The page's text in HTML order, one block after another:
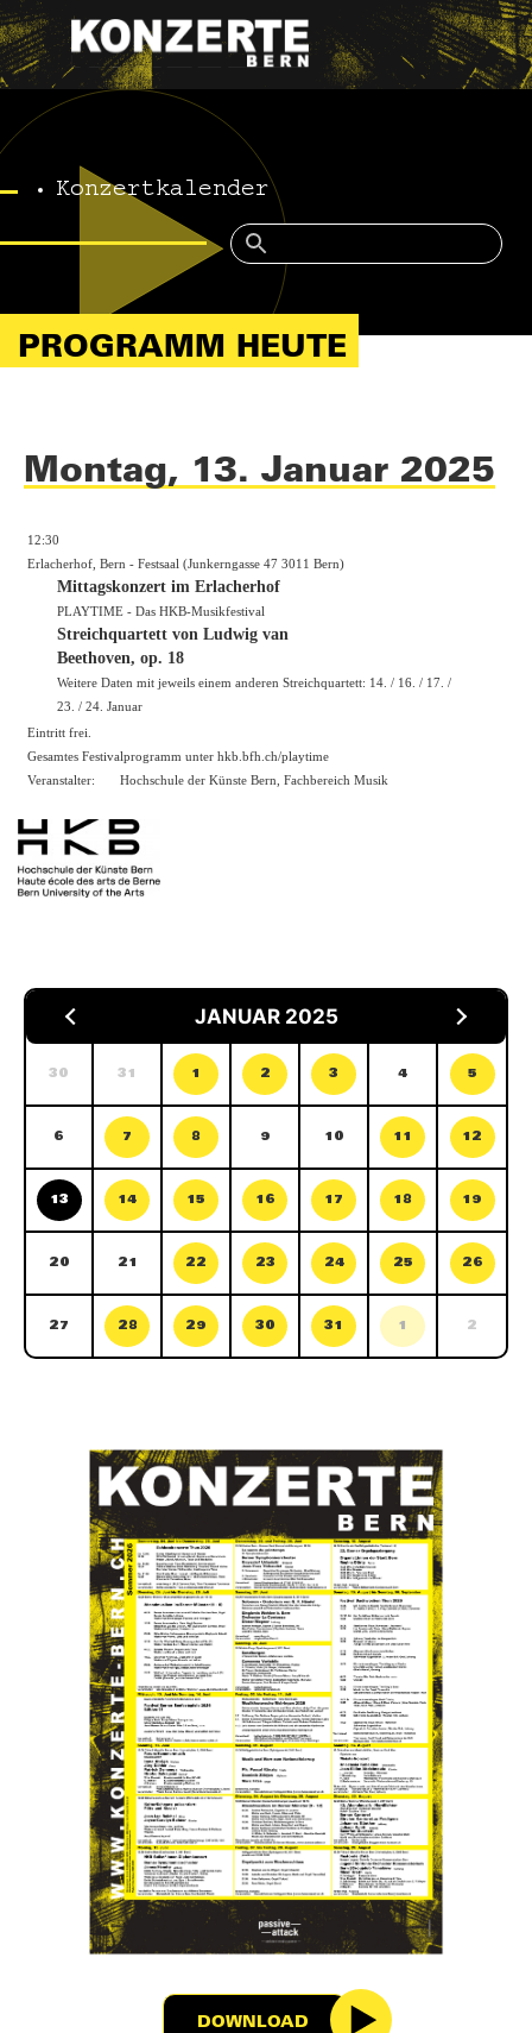
Konzertkalender
PROGRAMM HEUTE
Montag, 13. Januar 2025
12:30
Erlacherhof, Bern - Festsaal (Junkerngasse 47 3011 Bern)
Mittagskonzert im Erlacherhof
PLAYTIME - Das HKB-Musikfestival
Streichquartett von Ludwig van
Beethoven, op. 18
Weitere Daten mit jeweils einem anderen Streichquartett: 14. / 16. / 17. /
23. / 24. Januar
Eintritt frei.
Gesamtes Festivalprogramm unter hkb.bfh.ch/playtime
Veranstalter:
Hochschule der Künste Bern, Fachbereich Musik
JANUAR 2025
30 31 1 2 3 4 5
6 7 8 9 10 11 12
13 14 15 16 17 18 19
20 21 22 23 24 25 26
27 28 29 30 31 1 2
DOWNLOAD